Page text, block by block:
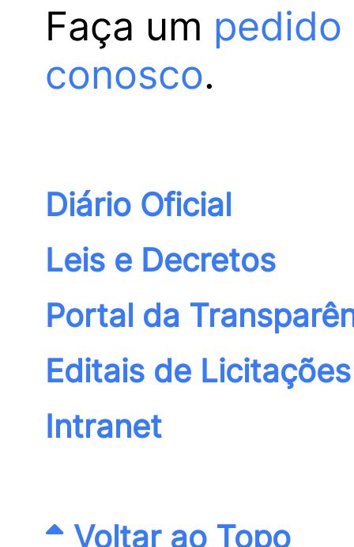
Faça um pedido
conosco.
Diário Oficial
Leis e Decretos
Portal da
Editais de Licitações
Intranet
Voltar ao Topo